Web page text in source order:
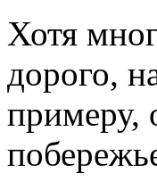
Хотя
дорого,
примеру,